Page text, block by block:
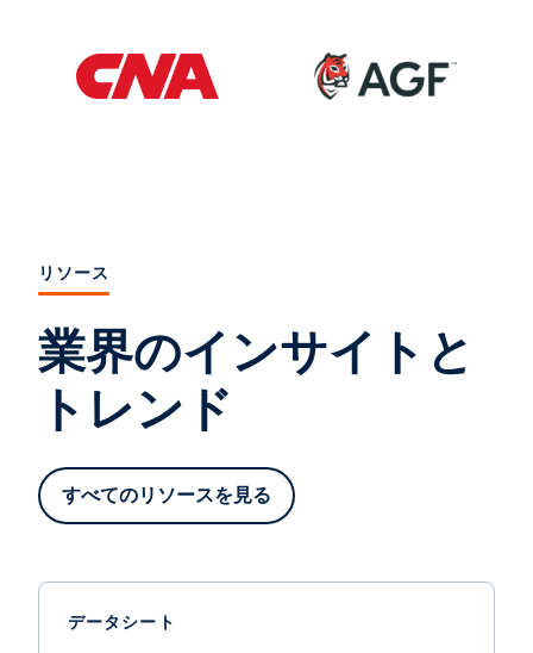
リソース
業界のインサイトと
トレンド
すべてのリソースを見る
データシート